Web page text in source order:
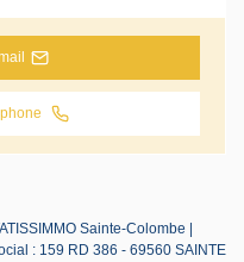
Sainte-Colombe |
: 159 RD 386 - 69560 SAINTE